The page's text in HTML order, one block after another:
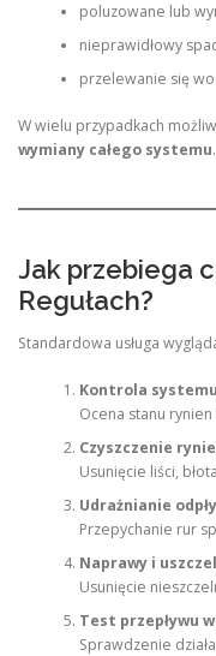
poluzowane lub
nieprawidłowy
przelewanie się
W wielu przypadkach
wymiany całego systemu.
Jak przebiega
Regułach?
Standardowa usługa
Kontrola
Ocena stanu
Czyszczenie
Usunięcie liści,
Udrażnianie
Przepychanie rur
Naprawy i
Usunięcie
Test przepływu
Sprawdzenie